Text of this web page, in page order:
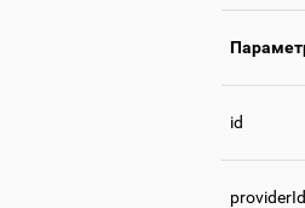
id
providerId